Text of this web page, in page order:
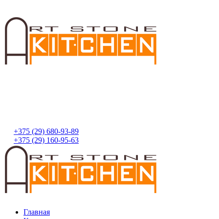
+375 (29) 680-93-89
+375 (29) 160-95-63
Главная